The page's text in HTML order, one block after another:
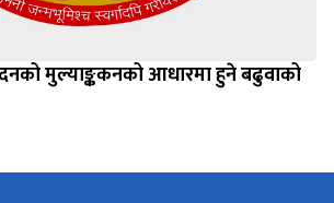
मुल्याङ्ककनको आधारमा हुने बढुवाको